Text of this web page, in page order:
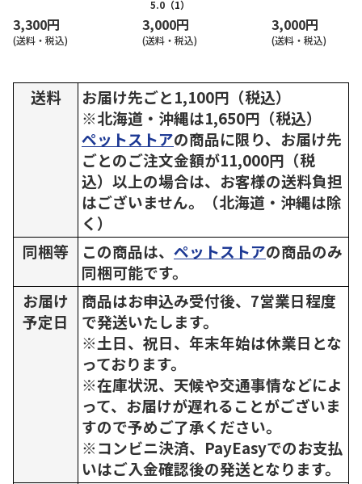
3,300円
(送料・税込)
5.0 （1）
3,000円
(送料・税込)
3,000円
(送料・税込)
送料
お届け先ごと1,100円（税込）
※北海道・沖縄は1,650円（税込）
ペットストアの商品に限り、お届け先
ごとのご注文金額が11,000円（税
込）以上の場合は、お客様の送料負担
はございません。（北海道・沖縄は除
く）
同梱等
この商品は、 ペットストアの商品のみ
同梱可能です。
お届け
予定日
商品はお申込み受付後、7営業日程度
で発送いたします。
※土日、祝日、年末年始は休業日とな
っております。
※在庫状況、天候や交通事情などによ
って、お届けが遅れることがございま
すので予めご了承ください。
※コンビニ決済、PayEasyでのお支払
いはご入金確認後の発送となります。